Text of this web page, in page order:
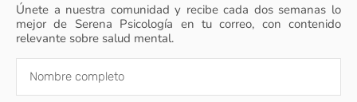
Únete a nuestra comunidad y recibe cada dos semanas lo
mejor de Serena Psicología en tu correo, con contenido
relevante sobre salud mental.